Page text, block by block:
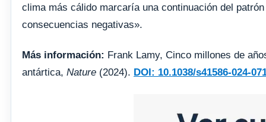
clima más cálido marcaría una continuación del
consecuencias negativas».
Más información: Frank Lamy, Cinco millones de
antártica, Nature (2024). DOI: 10.1038/s41586-024-